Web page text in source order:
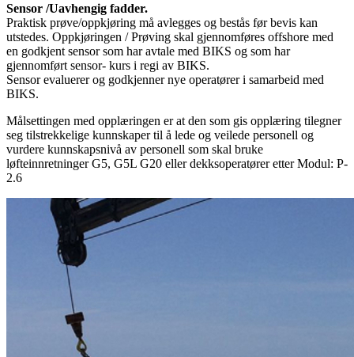
Sensor /Uavhengig fadder.
Praktisk prøve/oppkjøring må avlegges og bestås før bevis kan
utstedes. Oppkjøringen / Prøving skal gjennomføres offshore med
en godkjent sensor som har avtale med BIKS og som har
gjennomført sensor- kurs i regi av BIKS.
Sensor evaluerer og godkjenner nye operatører i samarbeid med
BIKS.
Målsettingen med opplæringen er at den som gis opplæring tilegner
seg tilstrekkelige kunnskaper til å lede og veilede personell og
vurdere kunnskapsnivå av personell som skal bruke
løfteinnretninger G5, G5L G20 eller dekksoperatører etter Modul: P-
2.6